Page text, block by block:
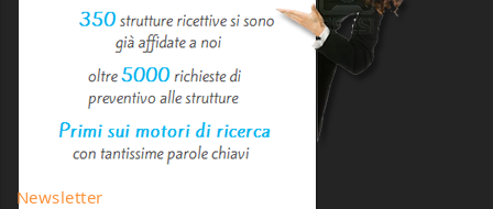
Newsletter